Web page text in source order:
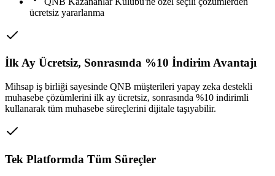
ücretsiz yararlanma
İlk Ay Ücretsiz, Sonrasında %10 İndirim Avantajı
Mihsap iş birliği sayesinde QNB müşterileri yapay zeka destekli
muhasebe çözümlerini ilk ay ücretsiz, sonrasında %10 indirimli
kullanarak tüm muhasebe süreçlerini dijitale taşıyabilir.
Tek Platformda Tüm Süreçler